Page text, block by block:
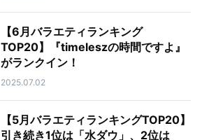
【6月バラエティランキング
TOP20】『timeleszの時間ですよ』
がランクイン！
2025.07.02
【5月バラエティランキングTOP20】
引き続き1位は「水ダウ」、2位は